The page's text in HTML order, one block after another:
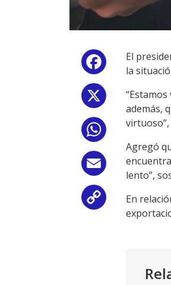
Facebook
Email
Copy
El
la
además,
Agregó
lento”,
En